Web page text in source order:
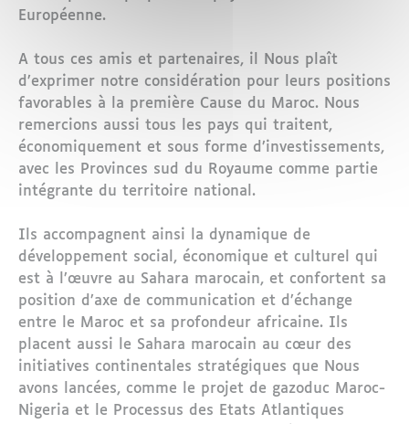
Européenne.
A tous ces amis et partenaires, il Nous plaît
d’exprimer notre considération pour leurs positions
favorables à la première Cause du Maroc. Nous
remercions aussi tous les pays qui traitent,
économiquement et sous forme d’investissements,
avec les Provinces sud du Royaume comme partie
intégrante du territoire national.
Ils accompagnent ainsi la dynamique de
développement social, économique et culturel qui
est à l’œuvre au Sahara marocain, et confortent sa
position d’axe de communication et d’échange
entre le Maroc et sa profondeur africaine. Ils
placent aussi le Sahara marocain au cœur des
initiatives continentales stratégiques que Nous
avons lancées, comme le projet de gazoduc Maroc-
Nigeria et le Processus des Etats Atlantiques